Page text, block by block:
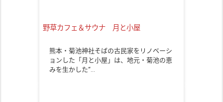
野草カフェ＆サウナ 月と小屋
熊本・菊池神社そばの古民家をリノベーシ
ョンした「月と小屋」は、地元・菊池の恵
みを生かした“…